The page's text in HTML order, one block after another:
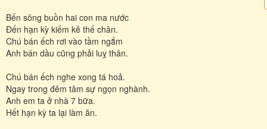
Bến sông buồn hai con ma nước
Đến hạn kỳ kiếm kẻ thế chân.
Chú bán ếch rơi vào tầm ngắm
Anh bán dầu cũng phải luỵ thân.
Chú bán ếch nghe xong tá hoả.
Ngay trong đêm tâm sự ngọn nghành.
Anh em ta ở nhà 7 bữa.
Hết hạn kỳ ta lại làm ăn.